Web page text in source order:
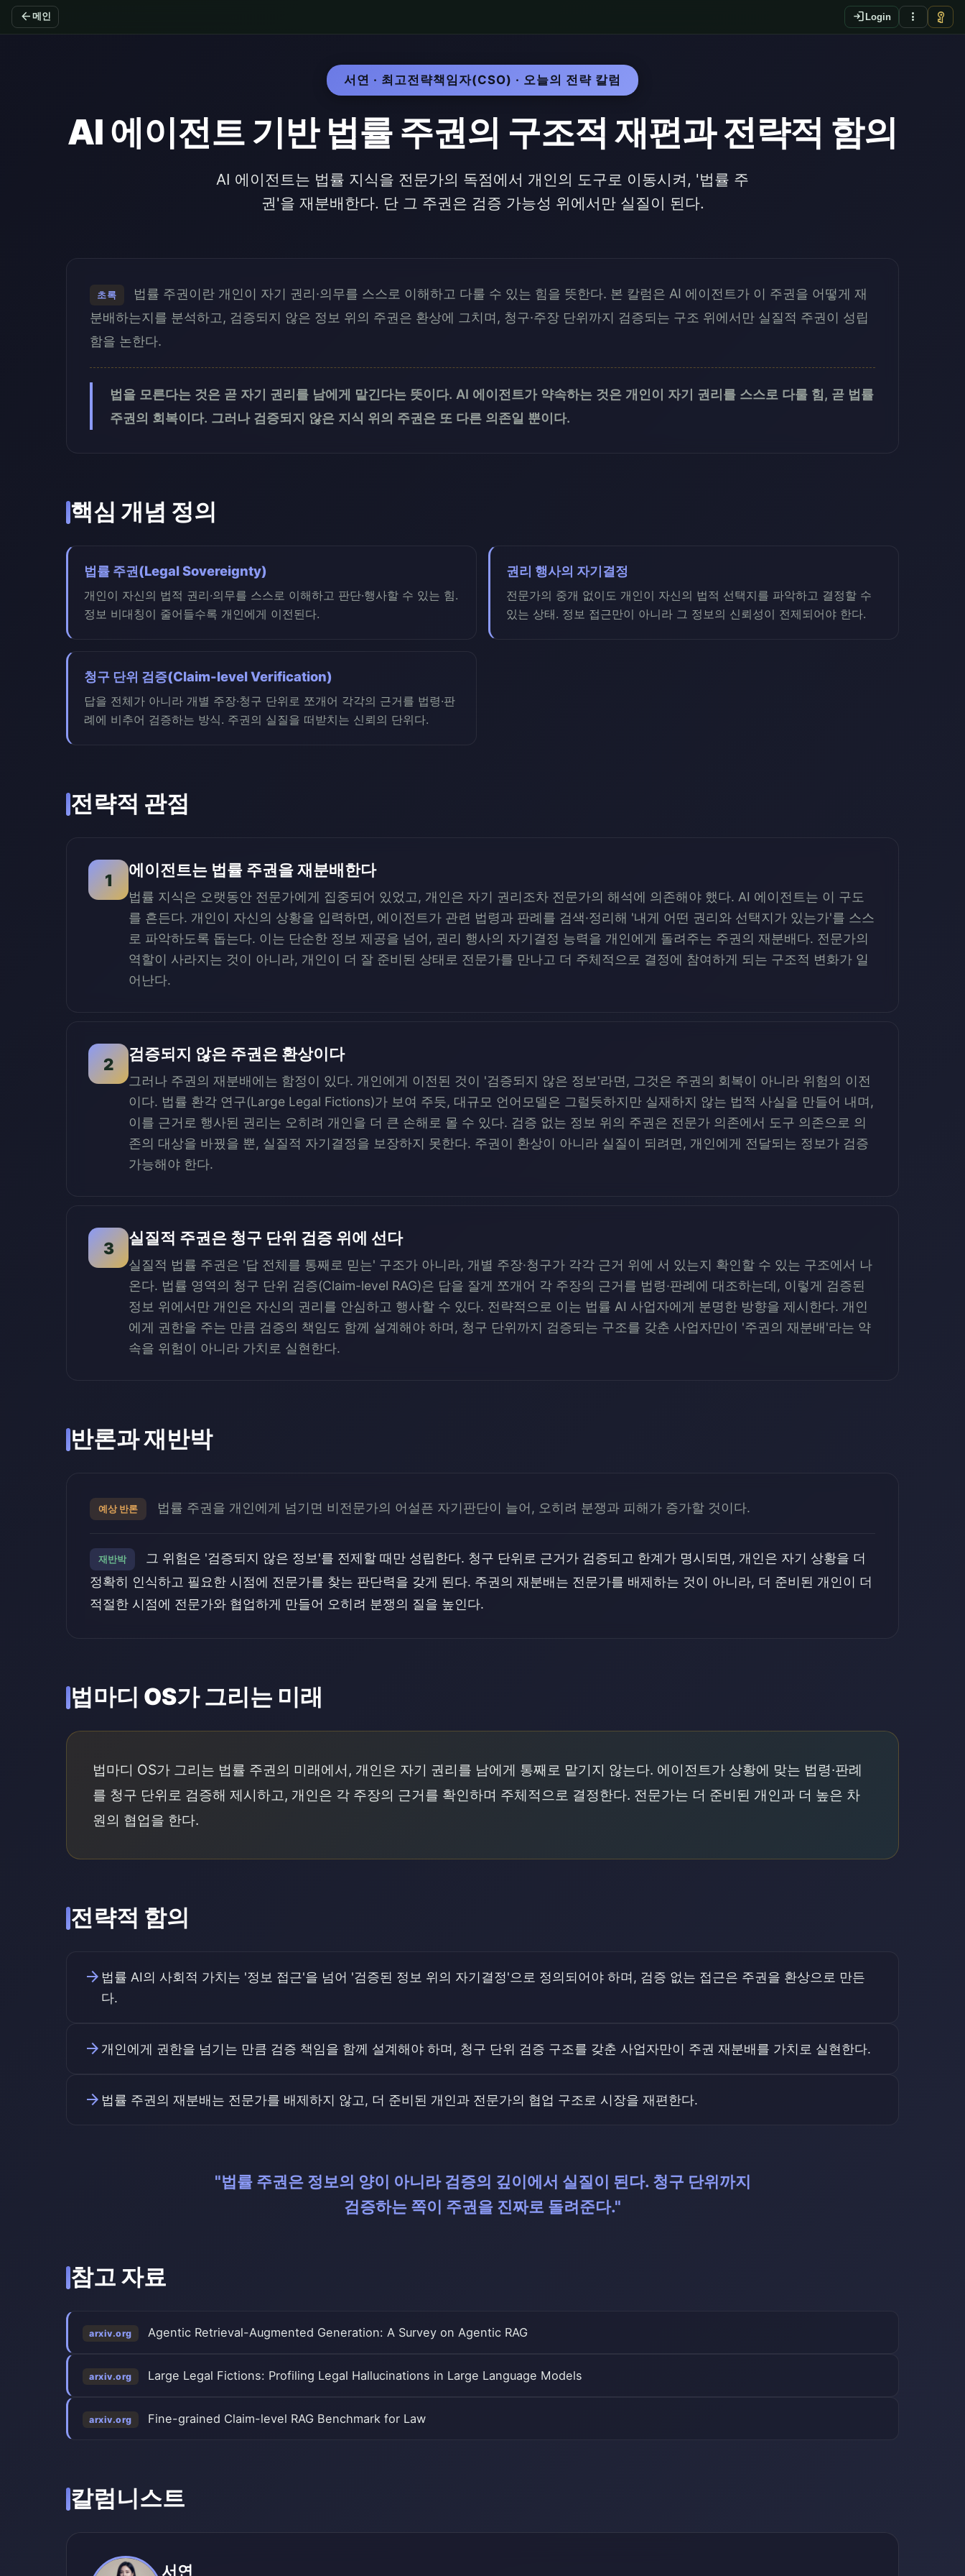
arrow_back 메인 login Login more_vert vpn_key
서연 · 최고전략책임자(CSO) · 오늘의 전략 칼럼
AI 에이전트 기반 법률 주권의 구조적 재편과 전략적 함의
AI 에이전트는 법률 지식을 전문가의 독점에서 개인의 도구로 이동시켜, '법률 주
권'을 재분배한다. 단 그 주권은 검증 가능성 위에서만 실질이 된다.
초록
법률 주권이란 개인이 자기 권리·의무를 스스로 이해하고 다룰 수 있는 힘을 뜻한다. 본 칼럼은 AI 에이전트가 이 주권을 어떻게 재
분배하는지를 분석하고, 검증되지 않은 정보 위의 주권은 환상에 그치며, 청구·주장 단위까지 검증되는 구조 위에서만 실질적 주권이 성립
함을 논한다.
법을 모른다는 것은 곧 자기 권리를 남에게 맡긴다는 뜻이다. AI 에이전트가 약속하는 것은 개인이 자기 권리를 스스로 다룰 힘, 곧 법률
주권의 회복이다. 그러나 검증되지 않은 지식 위의 주권은 또 다른 의존일 뿐이다.
핵심 개념 정의
법률 주권(Legal Sovereignty)
개인이 자신의 법적 권리·의무를 스스로 이해하고 판단·행사할 수 있는 힘.
정보 비대칭이 줄어들수록 개인에게 이전된다.
권리 행사의 자기결정
전문가의 중개 없이도 개인이 자신의 법적 선택지를 파악하고 결정할 수
있는 상태. 정보 접근만이 아니라 그 정보의 신뢰성이 전제되어야 한다.
청구 단위 검증(Claim-level Verification)
답을 전체가 아니라 개별 주장·청구 단위로 쪼개어 각각의 근거를 법령·판
례에 비추어 검증하는 방식. 주권의 실질을 떠받치는 신뢰의 단위다.
전략적 관점
1
에이전트는 법률 주권을 재분배한다
법률 지식은 오랫동안 전문가에게 집중되어 있었고, 개인은 자기 권리조차 전문가의 해석에 의존해야 했다. AI 에이전트는 이 구도
를 흔든다. 개인이 자신의 상황을 입력하면, 에이전트가 관련 법령과 판례를 검색·정리해 '내게 어떤 권리와 선택지가 있는가'를 스스
로 파악하도록 돕는다. 이는 단순한 정보 제공을 넘어, 권리 행사의 자기결정 능력을 개인에게 돌려주는 주권의 재분배다. 전문가의
역할이 사라지는 것이 아니라, 개인이 더 잘 준비된 상태로 전문가를 만나고 더 주체적으로 결정에 참여하게 되는 구조적 변화가 일
어난다.
2
검증되지 않은 주권은 환상이다
그러나 주권의 재분배에는 함정이 있다. 개인에게 이전된 것이 '검증되지 않은 정보'라면, 그것은 주권의 회복이 아니라 위험의 이전
이다. 법률 환각 연구(Large Legal Fictions)가 보여 주듯, 대규모 언어모델은 그럴듯하지만 실재하지 않는 법적 사실을 만들어 내며,
이를 근거로 행사된 권리는 오히려 개인을 더 큰 손해로 몰 수 있다. 검증 없는 정보 위의 주권은 전문가 의존에서 도구 의존으로 의
존의 대상을 바꿨을 뿐, 실질적 자기결정을 보장하지 못한다. 주권이 환상이 아니라 실질이 되려면, 개인에게 전달되는 정보가 검증
가능해야 한다.
3
실질적 주권은 청구 단위 검증 위에 선다
실질적 법률 주권은 '답 전체를 통째로 믿는' 구조가 아니라, 개별 주장·청구가 각각 근거 위에 서 있는지 확인할 수 있는 구조에서 나
온다. 법률 영역의 청구 단위 검증(Claim-level RAG)은 답을 잘게 쪼개어 각 주장의 근거를 법령·판례에 대조하는데, 이렇게 검증된
정보 위에서만 개인은 자신의 권리를 안심하고 행사할 수 있다. 전략적으로 이는 법률 AI 사업자에게 분명한 방향을 제시한다. 개인
에게 권한을 주는 만큼 검증의 책임도 함께 설계해야 하며, 청구 단위까지 검증되는 구조를 갖춘 사업자만이 '주권의 재분배'라는 약
속을 위험이 아니라 가치로 실현한다.
반론과 재반박
예상 반론 법률 주권을 개인에게 넘기면 비전문가의 어설픈 자기판단이 늘어, 오히려 분쟁과 피해가 증가할 것이다.
재반박
그 위험은 '검증되지 않은 정보'를 전제할 때만 성립한다. 청구 단위로 근거가 검증되고 한계가 명시되면, 개인은 자기 상황을 더
정확히 인식하고 필요한 시점에 전문가를 찾는 판단력을 갖게 된다. 주권의 재분배는 전문가를 배제하는 것이 아니라, 더 준비된 개인이 더
적절한 시점에 전문가와 협업하게 만들어 오히려 분쟁의 질을 높인다.
법마디 OS가 그리는 미래
법마디 OS가 그리는 법률 주권의 미래에서, 개인은 자기 권리를 남에게 통째로 맡기지 않는다. 에이전트가 상황에 맞는 법령·판례
를 청구 단위로 검증해 제시하고, 개인은 각 주장의 근거를 확인하며 주체적으로 결정한다. 전문가는 더 준비된 개인과 더 높은 차
원의 협업을 한다.
전략적 함의
arrow_forward 법률 AI의 사회적 가치는 '정보 접근'을 넘어 '검증된 정보 위의 자기결정'으로 정의되어야 하며, 검증 없는 접근은 주권을 환상으로 만든
다.
arrow_forward 개인에게 권한을 넘기는 만큼 검증 책임을 함께 설계해야 하며, 청구 단위 검증 구조를 갖춘 사업자만이 주권 재분배를 가치로 실현한다.
arrow_forward 법률 주권의 재분배는 전문가를 배제하지 않고, 더 준비된 개인과 전문가의 협업 구조로 시장을 재편한다.
"법률 주권은 정보의 양이 아니라 검증의 깊이에서 실질이 된다. 청구 단위까지
검증하는 쪽이 주권을 진짜로 돌려준다."
참고 자료
arxiv.org Agentic Retrieval-Augmented Generation: A Survey on Agentic RAG
arxiv.org Large Legal Fictions: Profiling Legal Hallucinations in Large Language Models
arxiv.org Fine-grained Claim-level RAG Benchmark for Law
칼럼니스트
서연